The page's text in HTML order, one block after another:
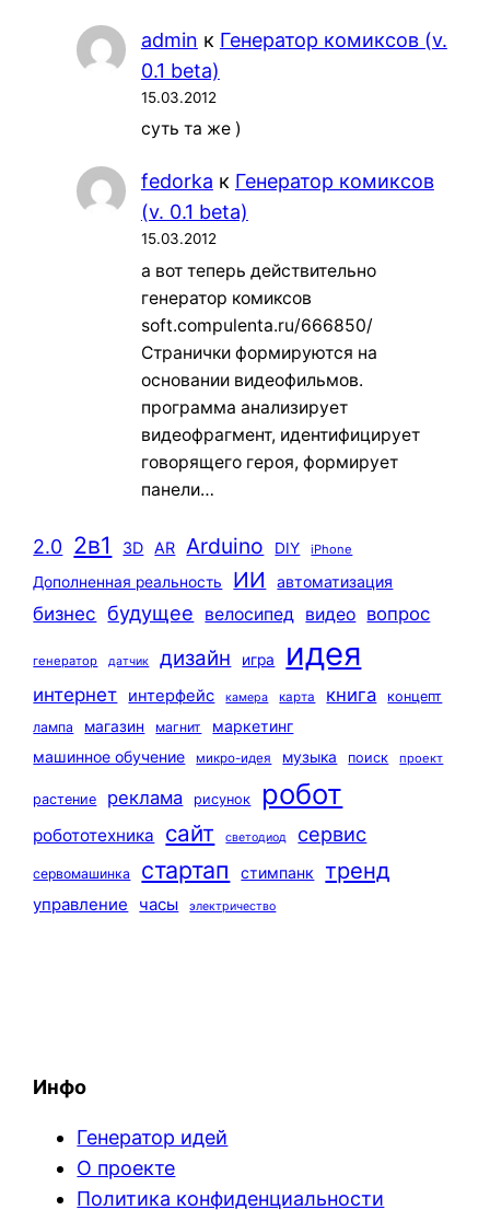
admin к Генератор комиксов (v.
0.1 beta)
15.03.2012
суть та же )
fedorka к Генератор комиксов
(v. 0.1 beta)
15.03.2012
а вот теперь действительно
генератор комиксов
soft.compulenta.ru/666850/
Странички формируются на
основании видеофильмов.
программа анализирует
видеофрагмент, идентифицирует
говорящего героя, формирует
панели…
2.0 2в1 3D AR Arduino DIY iPhone
Дополненная реальность ИИ автоматизация
бизнес будущее велосипед видео вопрос
генератор датчик дизайн игра идея
интернет интерфейс камера карта книга
концепт
лампа
магазин магнит
маркетинг
машинное обучение
микро-идея музыка поиск проект
растение реклама рисунок робот
робототехника сайт светодиод сервис
сервомашинка стартап стимпанк тренд
управление часы электричество
Инфо
Генератор идей
О проекте
Политика конфиденциальности